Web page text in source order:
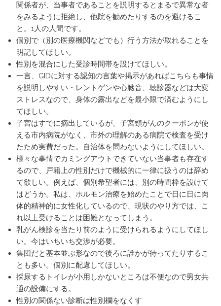
関係者が、当事者であることを説明するとまるで異常な者
をみるように拒絶し、他院を勧めたりするのを避けるこ
と。1人の人間です。
個別で（別の医療機関などでも）行う方法が取れることを
明記してほしい。
性別を混合にした受診時間帯を設けてほしい。
一言、GIDに対する認知の言葉や掲示があればこちらも事情
を説明しやすい・レントゲンや心臓音、聴診器などは大変
ストレスなので、身体の露出などを最小限で済むようにし
てほしい。
子宮はすでに摘出しているが、子宮頸がんのクーポンが使
える市内病院がなく、市外の理解のある病院で検査を受け
たため実費だった。自治体を問わないようにしてほしい。
様々な事情でカミングアウトできていない当事者も存在す
るので、戸籍上の性別だけで機械的に一律に扱うのは辞め
て欲しい。例えば、個別希望者には、別の時間枠を設けて
はどうか。私は、ホルモン治療を始めたことで日に日に肉
体的精神的に女性化しているので、現状のやり方では、こ
れ以上受けることは困難となってしまう。
乳がん検診を当たり前のように受けられるようにしてほし
い。今はいちいち交渉が必要。
集団だと基本並ぶ形なので後ろに誰かが待ってたりするこ
とも多い。個別に配慮してほしい。
採尿するトイレが小用しかないところは不便なので男女共
通の設備にする。
性別の関係ない診断は性別欄をなくす